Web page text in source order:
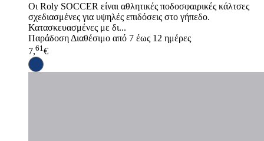
Οι Roly SOCCER είναι αθλητικές ποδοσφαιρικές κάλτσες
σχεδιασμένες για υψηλές επιδόσεις στο γήπεδο.
Κατασκευασμένες με δι...
Παράδοση Διαθέσιμο από 7 έως 12 ημέρες
7,61 €